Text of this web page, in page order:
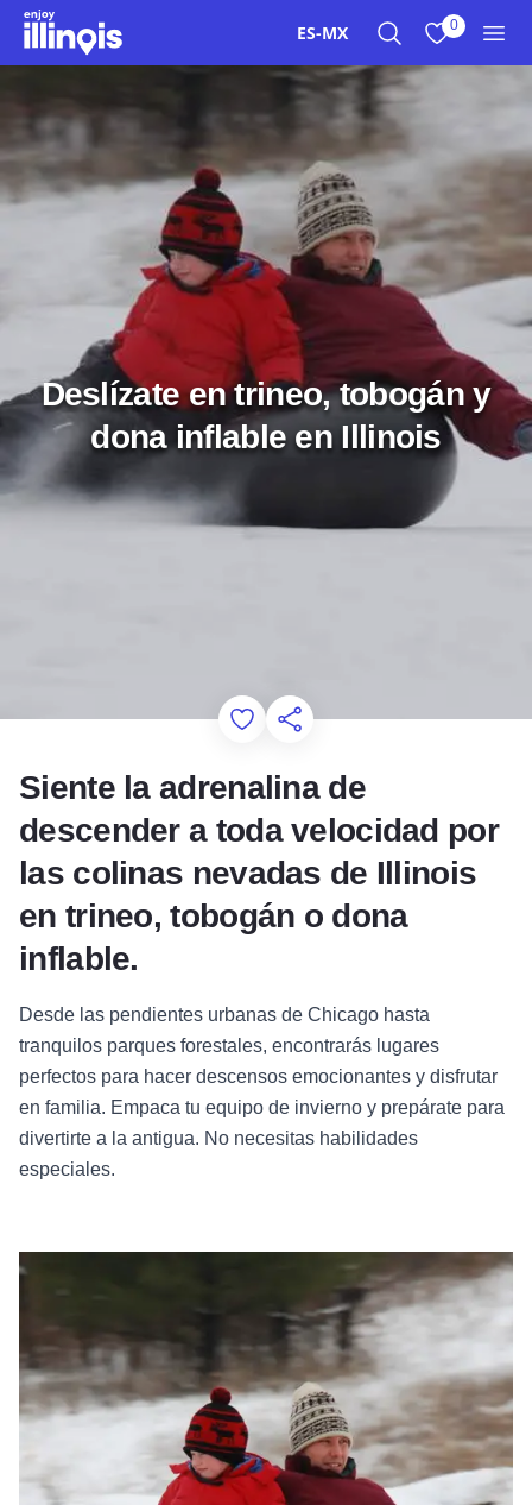
Ir al contenido principal
ES-MX 0
Deslízate en trineo, tobogán y
dona inflable en Illinois
Add to Favorites
Compartir esta página
Siente la adrenalina de
descender a toda velocidad por
las colinas nevadas de Illinois
en trineo, tobogán o dona
inflable.
Desde las pendientes urbanas de Chicago hasta
tranquilos parques forestales, encontrarás lugares
perfectos para hacer descensos emocionantes y disfrutar
en familia. Empaca tu equipo de invierno y prepárate para
divertirte a la antigua. No necesitas habilidades
especiales.